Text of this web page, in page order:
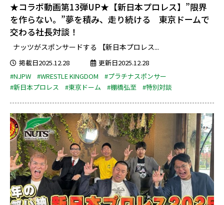
★コラボ動画第13弾UP★【新日本プロレス】”限界
を作らない。”夢を積み、走り続ける 東京ドームで
交わる社長対談！
ナッツがスポンサードする 【新日本プロレス...
掲載日2025.12.28
更新日2025.12.28
#NJPW
#WRESTLE KINGDOM
#プラチナスポンサー
#新日本プロレス
#東京ドーム #棚橋弘至 #特別対談